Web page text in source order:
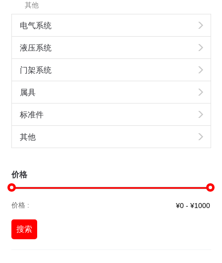
其他
电气系统
液压系统
门架系统
属具
标准件
其他
价格
价格 :
搜索